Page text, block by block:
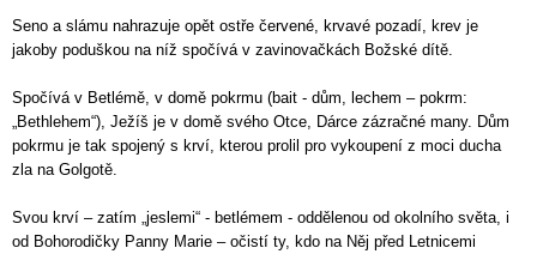
Seno a slámu nahrazuje opět ostře červené, krvavé pozadí, krev je
jakoby poduškou na níž spočívá v zavinovačkách Božské dítě.
Spočívá v Betlémě, v domě pokrmu (bait - dům, lechem – pokrm:
„Bethlehem“), Ježíš je v domě svého Otce, Dárce zázračné many. Dům
pokrmu je tak spojený s krví, kterou prolil pro vykoupení z moci ducha
zla na Golgotě.
Svou krví – zatím „jeslemi“ - betlémem - oddělenou od okolního světa, i
od Bohorodičky Panny Marie – očistí ty, kdo na Něj před Letnicemi